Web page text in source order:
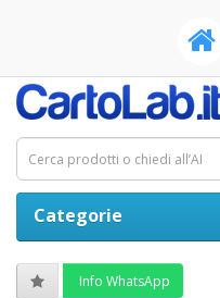
Categorie
Info WhatsApp